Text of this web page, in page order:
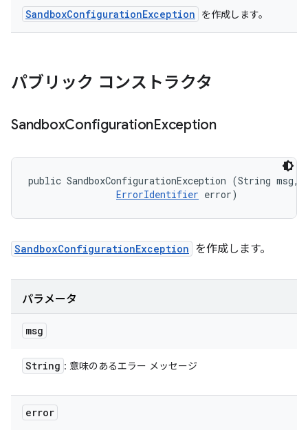
SandboxConfigurationException を作成します。
パブリック コンストラクタ
SandboxConfigurationException
public SandboxConfigurationException (String msg,
ErrorIdentifier error)
SandboxConfigurationException を作成します。
パラメータ
msg
String : 意味のあるエラー メッセージ
error